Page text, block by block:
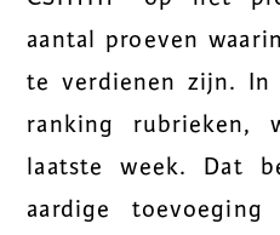
aantal proeven
te verdienen zijn.
ranking rubrieken,
laatste week. Dat
aardige